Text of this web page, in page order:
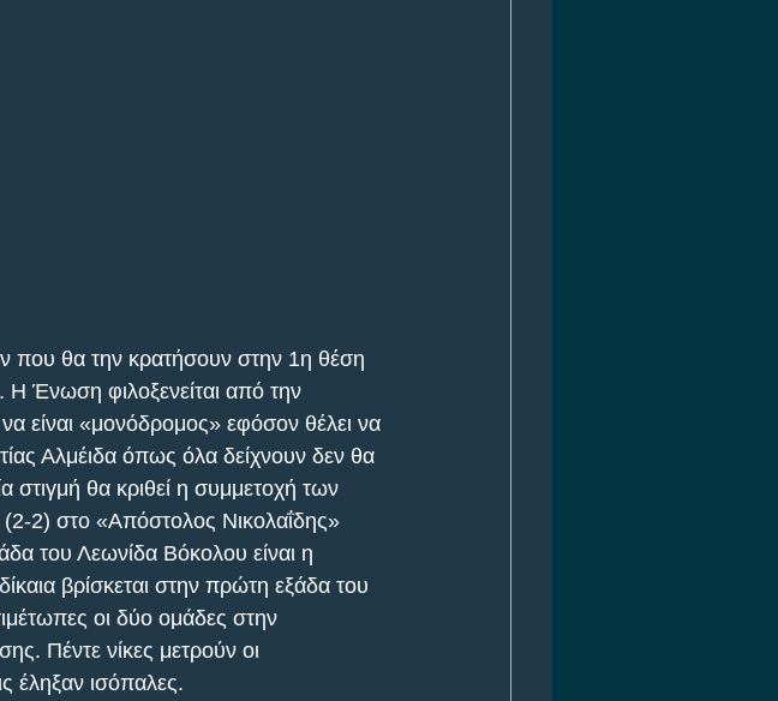
που θα την κρατήσουν στην 1η θέση
Η Ένωση φιλοξενείται από την
είναι «μονόδρομος» εφόσον θέλει να
Αλμέιδα όπως όλα δείχνουν δεν θα
στιγμή θα κριθεί η συμμετοχή των
2) στο «Απόστολος Νικολαΐδης»
του Λεωνίδα Βόκολου είναι η
βρίσκεται στην πρώτη εξάδα του
οι δύο ομάδες στην
Πέντε νίκες μετρούν οι
έληξαν ισόπαλες.